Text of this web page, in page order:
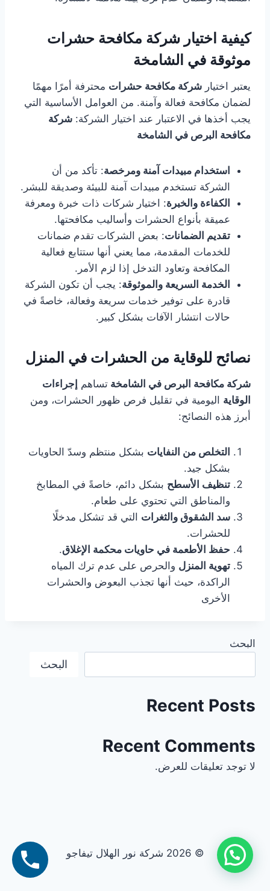
كيفية اختيار شركة مكافحة حشرات
موثوقة في الشامخة
يعتبر اختيار شركة مكافحة حشرات محترفة أمرًا مهمًا
لضمان مكافحة فعالة وآمنة. من العوامل الأساسية التي
يجب أخذها في الاعتبار عند اختيار الشركة: شركة
مكافحة البرص في الشامخة
استخدام مبيدات آمنة ومرخصة: تأكد من أن
الشركة تستخدم مبيدات آمنة للبيئة وصديقة للبشر.
الكفاءة والخبرة: اختيار شركات ذات خبرة ومعرفة
عميقة بأنواع الحشرات وأساليب مكافحتها.
تقديم الضمانات: بعض الشركات تقدم ضمانات
للخدمات المقدمة، مما يعني أنها ستتابع فعالية
المكافحة وتعاود التدخل إذا لزم الأمر.
الخدمة السريعة والموثوقة: يجب أن تكون الشركة
قادرة على توفير خدمات سريعة وفعالة، خاصةً في
حالات انتشار الآفات بشكل كبير.
نصائح للوقاية من الحشرات في المنزل
شركة مكافحة البرص في الشامخة تساهم إجراءات
الوقاية اليومية في تقليل فرص ظهور الحشرات، ومن
أبرز هذه النصائح:
التخلص من النفايات بشكل منتظم وسدّ الحاويات
بشكل جيد.
تنظيف الأسطح بشكل دائم، خاصةً في المطابخ
والمناطق التي تحتوي على طعام.
سد الشقوق والثغرات التي قد تشكل مدخلًا
للحشرات.
حفظ الأطعمة في حاويات محكمة الإغلاق.
تهوية المنزل والحرص على عدم ترك المياه
الراكدة، حيث أنها تجذب البعوض والحشرات
الأخرى
البحث
البحث
Recent Posts
Recent Comments
لا توجد تعليقات للعرض.
© 2026 شركة نور الهلال تيفاجو